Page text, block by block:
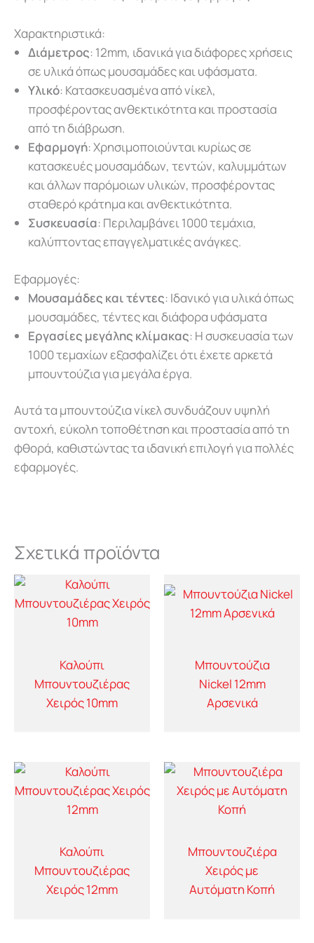
Χαρακτηριστικά:
Διάμετρος: 12mm, ιδανικά για διάφορες χρήσεις
σε υλικά όπως μουσαμάδες και υφάσματα.
Υλικό: Κατασκευασμένα από νίκελ,
προσφέροντας ανθεκτικότητα και προστασία
από τη διάβρωση.
Εφαρμογή: Χρησιμοποιούνται κυρίως σε
κατασκευές μουσαμάδων, τεντών, καλυμμάτων
και άλλων παρόμοιων υλικών, προσφέροντας
σταθερό κράτημα και ανθεκτικότητα.
Συσκευασία: Περιλαμβάνει 1000 τεμάχια,
καλύπτοντας επαγγελματικές ανάγκες.
Εφαρμογές:
Μουσαμάδες και τέντες: Ιδανικό για υλικά όπως
μουσαμάδες, τέντες και διάφορα υφάσματα
Εργασίες μεγάλης κλίμακας: Η συσκευασία των
1000 τεμαχίων εξασφαλίζει ότι έχετε αρκετά
μπουντούζια για μεγάλα έργα.
Αυτά τα μπουντούζια νίκελ συνδυάζουν υψηλή
αντοχή, εύκολη τοποθέτηση και προστασία από τη
φθορά, καθιστώντας τα ιδανική επιλογή για πολλές
εφαρμογές.
Σχετικά προϊόντα
Καλούπι
Μπουντουζιέρας
Χειρός 10mm
Μπουντούζια
Nickel 12mm
Αρσενικά
Καλούπι
Μπουντουζιέρας
Χειρός 12mm
Μπουντουζιέρα
Χειρός με
Αυτόματη Κοπή